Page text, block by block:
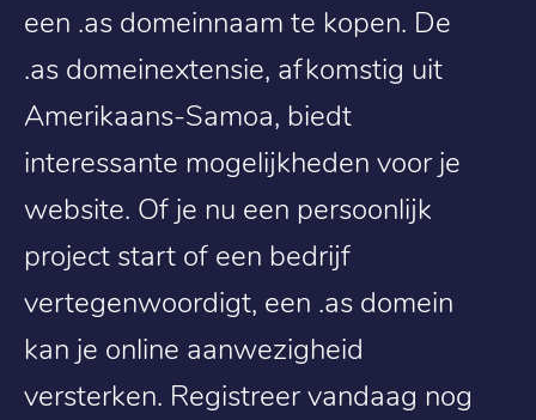
een .as domeinnaam te kopen. De
.as domeinextensie, afkomstig uit
Amerikaans-Samoa, biedt
interessante mogelijkheden voor je
website. Of je nu een persoonlijk
project start of een bedrijf
vertegenwoordigt, een .as domein
kan je online aanwezigheid
versterken. Registreer vandaag nog